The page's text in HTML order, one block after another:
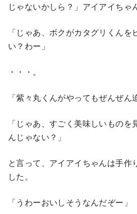
じゃないかしら？」アイアイちゃ
「じゃあ、ボクがカタグリくん
い？わー」
・・・。
「紫々丸くんがやってもぜんぜん
「じゃあ、すごく美味しいものを
んじゃない？」
と言って、アイアイちゃんは手作
した。
「うわーおいしそうなんだぞー」